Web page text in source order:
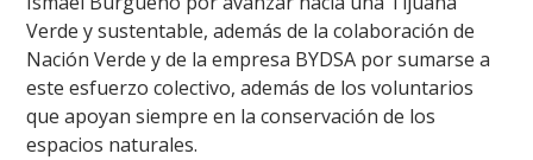
Verde y sustentable, además de la colaboración de
Nación Verde y de la empresa BYDSA por sumarse a
este esfuerzo colectivo, además de los voluntarios
que apoyan siempre en la conservación de los
espacios naturales.